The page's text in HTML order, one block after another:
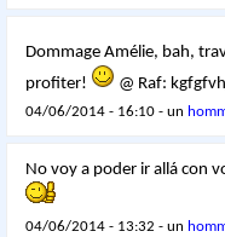
Dommage Amélie, bah,
profiter!
@ Raf:
04/06/2014 - 16:10 - un
No voy a poder ir allá con
04/06/2014 - 13:32 - un